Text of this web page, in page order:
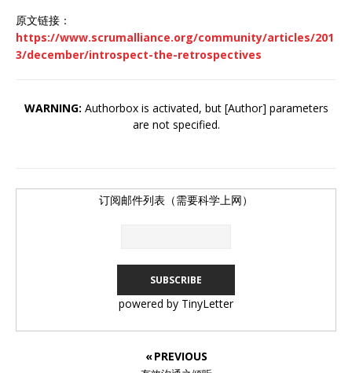
原文链接：
https://www.scrumalliance.org/community/articles/201
3/december/introspect-the-retrospectives
WARNING: Authorbox is activated, but [Author] parameters
are not specified.
订阅邮件列表（需要科学上网）
powered by TinyLetter
« PREVIOUS